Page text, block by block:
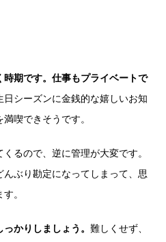
期です。仕事もプライベートで
日シーズンに金銭的な嬉しいお知
喫できそうです。
るので、逆に管理が大変です。
ぶり勘定になってしまって、思
。
かりしましょう。 難しくせず、